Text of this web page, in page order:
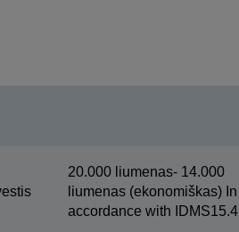
20.000 liumenas- 14.000
liumenas (ekonomiškas) In
accordance with IDMS15.4